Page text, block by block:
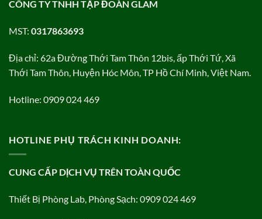
CÔNG TY TNHH TẬP ĐOÀN GLAM
MST: 0317863693
Địa chỉ: 62a Đường Thới Tam Thôn 12bis, ấp Thới Tứ, Xã
Thới Tam Thôn, Huyện Hóc Môn, TP Hồ Chí Minh, Việt Nam.
Hotline: 0909 024 469
HOTLINE PHỤ TRÁCH KINH DOANH:
CUNG CẤP DỊCH VỤ TRÊN TOÀN QUỐC
Thiết Bị Phòng Lab, Phòng Sạch: 0909 024 469